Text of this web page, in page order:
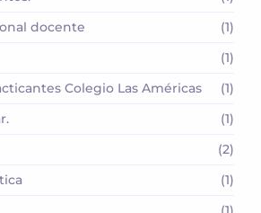
docente
(1)
(1)
Colegio Las Américas
(1)
(1)
(2)
(1)